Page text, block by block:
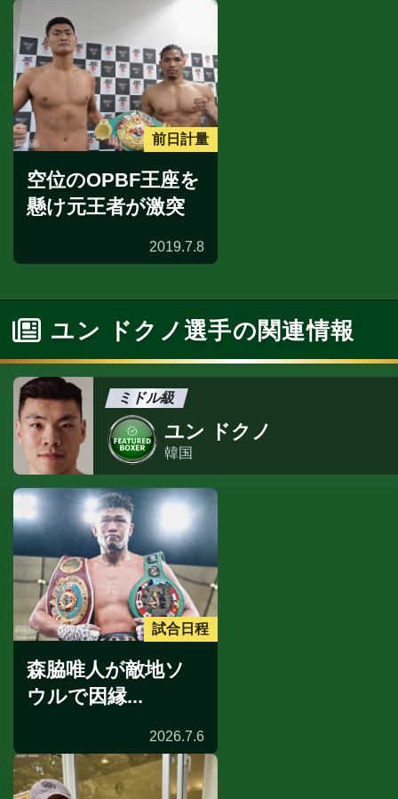
前日計量
空位のOPBF王座を
懸け元王者が激突
2019.7.8
ユン ドクノ選手の関連情報
ミドル級
ユン ドクノ
韓国
試合日程
森脇唯人が敵地ソ
ウルで因縁...
2026.7.6